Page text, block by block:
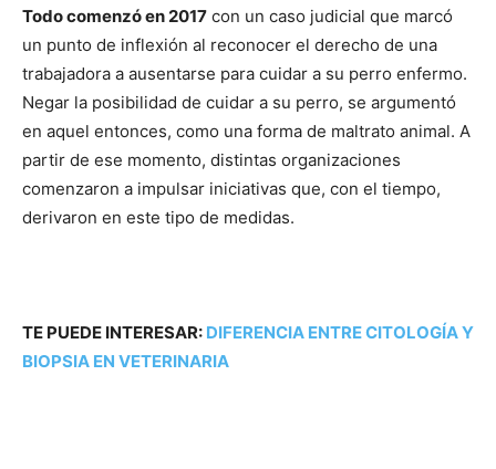
Todo comenzó en 2017 con un caso judicial que marcó
un punto de inflexión al reconocer el derecho de una
trabajadora a ausentarse para cuidar a su perro enfermo.
Negar la posibilidad de cuidar a su perro, se argumentó
en aquel entonces, como una forma de maltrato animal. A
partir de ese momento, distintas organizaciones
comenzaron a impulsar iniciativas que, con el tiempo,
derivaron en este tipo de medidas.
TE PUEDE INTERESAR: DIFERENCIA ENTRE CITOLOGÍA Y
BIOPSIA EN VETERINARIA